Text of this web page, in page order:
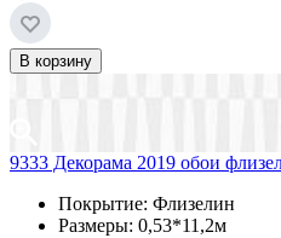
В корзину
9333 Декорама 2019 обои
Покрытие: Флизелин
Размеры: 0,53*11,2м